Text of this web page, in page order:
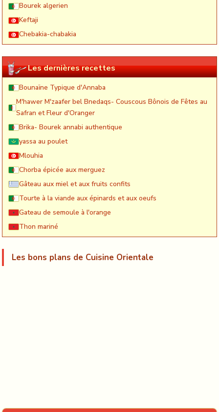
Bourek algerien
Keftaji
Chebakia-chabakia
Les dernières recettes
Bounaïne Typique d'Annaba
M'hawer M'zaafer bel Bnedaqs- Couscous Bônois de Fêtes au
Safran et Fleur d'Oranger
Brika- Bourek annabi authentique
yassa au poulet
Mlouhia
Chorba épicée aux merguez
Gâteau aux miel et aux fruits confits
Tourte à la viande aux épinards et aux oeufs
Gateau de semoule à l'orange
Thon mariné
Les bons plans de Cuisine Orientale